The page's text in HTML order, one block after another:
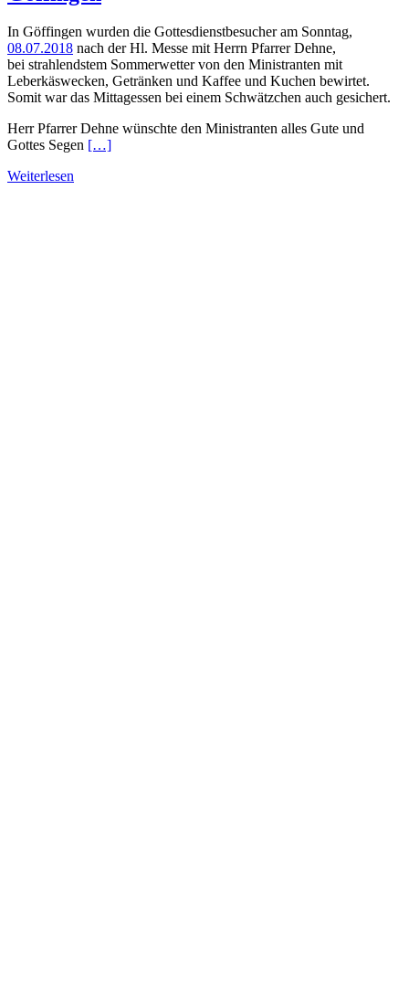
In Göffingen wurden die Gottesdienstbesucher am Sonntag,
08.07.2018 nach der Hl. Messe mit Herrn Pfarrer Dehne,
bei strahlendstem Sommerwetter von den Ministranten mit
Leberkäswecken, Getränken und Kaffee und Kuchen bewirtet.
Somit war das Mittagessen bei einem Schwätzchen auch gesichert.
Herr Pfarrer Dehne wünschte den Ministranten alles Gute und
Gottes Segen […]
Weiterlesen